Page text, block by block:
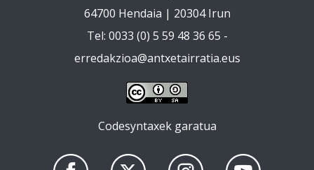
64700 Hendaia | 20304 Irun
Tel: 0033 (0) 5 59 48 36 65 -
erredakzioa@antxetairratia.eus
Codesyntaxek garatua